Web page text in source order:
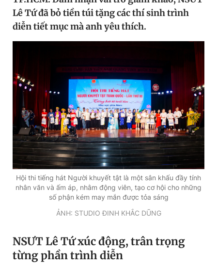
Sản phẩm khác
Thông tin tòa soạn Liên hệ quảng cáo
Đọc Thanh Niên trên điện thoại
Theo dõi báo trên
0906 645 777 0908 780 404
Đặt báo Quảng cáo RSS Tòa soạn
Lê Tứ đã bỏ tiền túi tặng các thí sinh trình
diễn tiết mục mà anh yêu thích.
Hội thi tiếng hát Người khuyết tật là một sân khấu đầy tính
nhân văn và ấm áp, nhằm động viên, tạo cơ hội cho những
số phận kém may mắn được tỏa sáng
ẢNH: STUDIO ĐINH KHẮC DŨNG
NSƯT Lê Tứ xúc động, trân trọng
từng phần trình diễn